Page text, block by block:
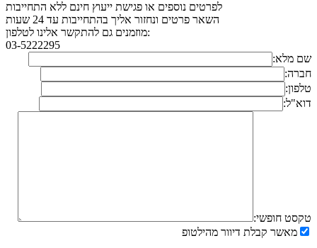
לפרטים נוספים או פגישת ייעוץ חינם ללא התחייבות
השאר פרטים ונחזור אליך בהתחייבות עד 24 שעות
מוזמנים גם להתקשר אלינו לטלפון:
03-5222295
שם מלא:
חברה:
טלפון:
דוא"ל:
טקסט חופשי:
מאשר קבלת דיוור מהילטופ